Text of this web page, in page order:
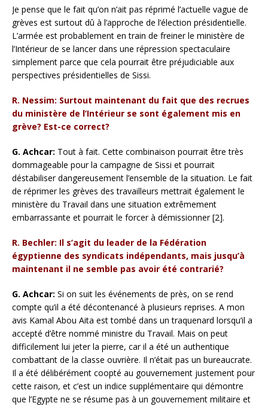
Je pense que le fait qu’on n’ait pas réprimé l’actuelle vague de
grèves est surtout dû à l’approche de l’élection présidentielle.
L’armée est probablement en train de freiner le ministère de
l’Intérieur de se lancer dans une répression spectaculaire
simplement parce que cela pourrait être préjudiciable aux
perspectives présidentielles de Sissi.
R. Nessim: Surtout maintenant du fait que des recrues
du ministère de l’Intérieur se sont également mis en
grève? Est-ce correct?
G. Achcar: Tout à fait. Cette combinaison pourrait être très
dommageable pour la campagne de Sissi et pourrait
déstabiliser dangereusement l’ensemble de la situation. Le fait
de réprimer les grèves des travailleurs mettrait également le
ministère du Travail dans une situation extrêmement
embarrassante et pourrait le forcer à démissionner [2].
R. Bechler: Il s’agit du leader de la Fédération
égyptienne des syndicats indépendants, mais jusqu’à
maintenant il ne semble pas avoir été contrarié?
G. Achcar: Si on suit les événements de près, on se rend
compte qu’il a été décontenancé à plusieurs reprises. A mon
avis Kamal Abou Aita est tombé dans un traquenard lorsqu’il a
accepté d’être nommé ministre du Travail. Mais on peut
difficilement lui jeter la pierre, car il a été un authentique
combattant de la classe ouvrière. Il n’était pas un bureaucrate.
Il a été délibérément coopté au gouvernement justement pour
cette raison, et c’est un indice supplémentaire qui démontre
que l’Egypte ne se résume pas à un gouvernement militaire et